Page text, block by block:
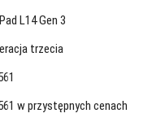
L14 Gen 3
trzecia
w przystępnych cenach